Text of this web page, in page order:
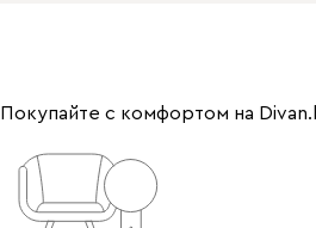
Покупайте с комфортом на